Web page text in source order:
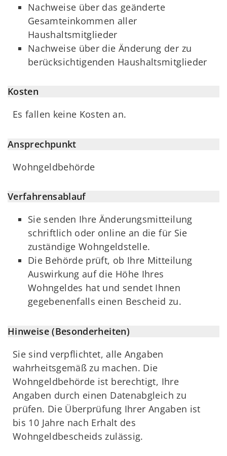
Nachweise über das geänderte
Gesamteinkommen aller
Haushaltsmitglieder
Nachweise über die Änderung der zu
berücksichtigenden Haushaltsmitglieder
Kosten
Es fallen keine Kosten an.
Ansprechpunkt
Wohngeldbehörde
Verfahrensablauf
Sie senden Ihre Änderungsmitteilung
schriftlich oder online an die für Sie
zuständige Wohngeldstelle.
Die Behörde prüft, ob Ihre Mitteilung
Auswirkung auf die Höhe Ihres
Wohngeldes hat und sendet Ihnen
gegebenenfalls einen Bescheid zu.
Hinweise (Besonderheiten)
Sie sind verpflichtet, alle Angaben
wahrheitsgemäß zu machen. Die
Wohngeldbehörde ist berechtigt, Ihre
Angaben durch einen Datenabgleich zu
prüfen. Die Überprüfung Ihrer Angaben ist
bis 10 Jahre nach Erhalt des
Wohngeldbescheids zulässig.